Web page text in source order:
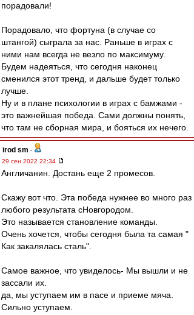
порадовали!
Порадовало, что фортуна (в случае со
штангой) сыграла за нас. Раньше в играх с
ними нам всегда не везло по максимуму.
Будем надеяться, что сегодня наконец
сменился этот тренд, и дальше будет только
лучше.
Ну и в плане психологии в играх с бамжами -
это важнейшая победа. Сами должны понять,
что там не сборная мира, и бояться их нечего.
irod sm -
29 сен 2022 22:34
Англичанин. Достань еще 2 промесов.
Скажу вот что. Эта победа нужнее во много раз
любого результата сНовгородом.
Это называется становление команды.
Очень хочется, чтобы сегодня была та самая "
Как закалялась сталь".
Самое важное, что увиделось- Мы вышли и не
зассали их.
да, мы уступаем им в пасе и приеме мяча.
Сильно уступаем.